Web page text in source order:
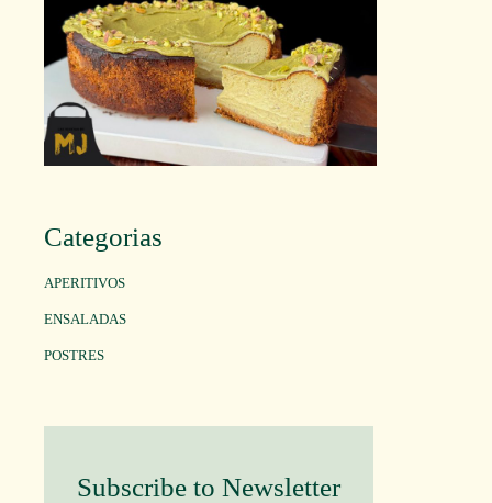
Categorias
APERITIVOS
ENSALADAS
POSTRES
Subscribe to Newsletter